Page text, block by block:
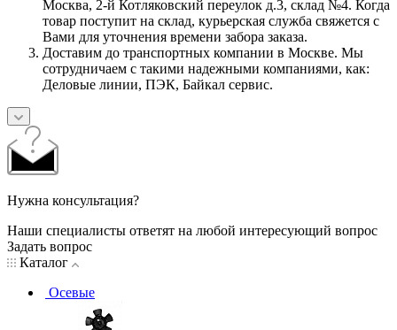
Москва, 2-й Котляковский переулок д.3, склад №4. Когда
товар поступит на склад, курьерская служба свяжется с
Вами для уточнения времени забора заказа.
Доставим до транспортных компании в Москве. Мы
сотрудничаем с такими надежными компаниями, как:
Деловые линии, ПЭК, Байкал сервис.
Нужна консультация?
Наши специалисты ответят на любой интересующий вопрос
Задать вопрос
Каталог
Осевые